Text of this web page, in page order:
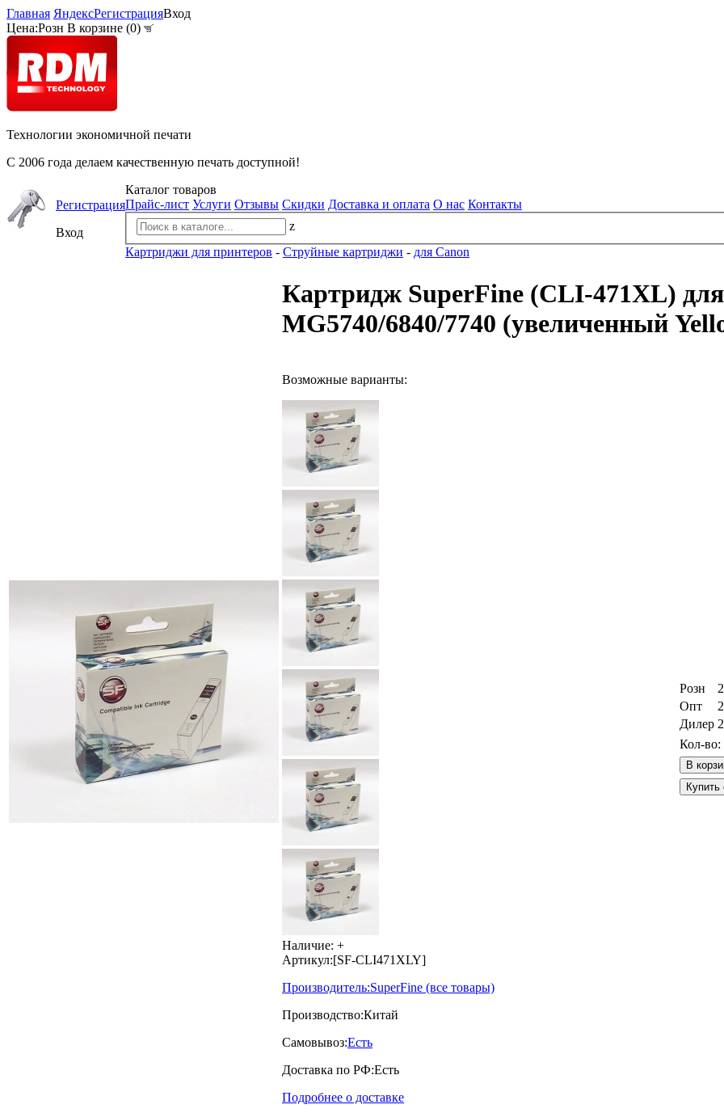
Главная ЯндексРегистрацияВход
Цена:Розн В корзине (0)
Технологии экономичной печати
С 2006 года делаем качественную печать доступной!
Регистрация
Вход
Каталог товаров
Прайс-лист Услуги Отзывы Скидки Доставка и оплата О нас Контакты
z
Картриджи для принтеров - Струйные картриджи - для Canon
Картридж SuperFine (CLI-471XL)
MG5740/6840/7740 (увеличенный
Возможные варианты:
Наличие: +
Артикул:[SF-CLI471XLY]
Производитель:SuperFine (все товары)
Производство:Китай
Самовывоз:Есть
Доставка по РФ:Есть
Подробнее о доставке
Розн
Опт
Дилер
Кол-во: